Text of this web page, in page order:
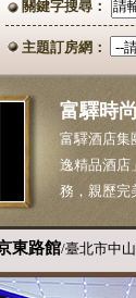
關鍵字搜尋：
主題訂房網：
富驛時
富驛酒店集
逸精品酒店
務，親歷完
東路館/臺北市中